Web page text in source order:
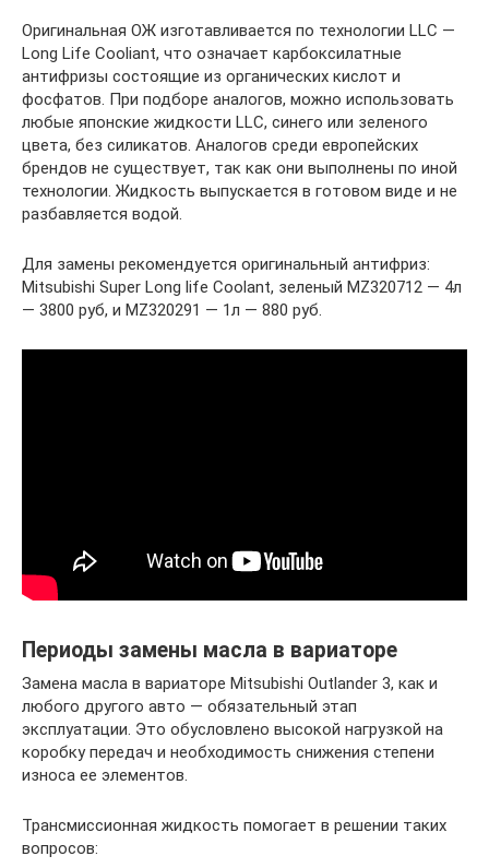
Оригинальная ОЖ изготавливается по технологии LLC —
Long Life Cooliant, что означает карбоксилатные
антифризы состоящие из органических кислот и
фосфатов. При подборе аналогов, можно использовать
любые японские жидкости LLC, синего или зеленого
цвета, без силикатов. Аналогов среди европейских
брендов не существует, так как они выполнены по иной
технологии. Жидкость выпускается в готовом виде и не
разбавляется водой.
Для замены рекомендуется оригинальный антифриз:
Mitsubishi Super Long life Coolant, зеленый MZ320712 — 4л
— 3800 руб, и MZ320291 — 1л — 880 руб.
Периоды замены масла в вариаторе
Замена масла в вариаторе Mitsubishi Outlander 3, как и
любого другого авто — обязательный этап
эксплуатации. Это обусловлено высокой нагрузкой на
коробку передач и необходимость снижения степени
износа ее элементов.
Трансмиссионная жидкость помогает в решении таких
вопросов: